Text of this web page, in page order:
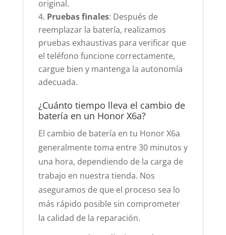
original.
Pruebas finales: Después de
reemplazar la batería, realizamos
pruebas exhaustivas para verificar que
el teléfono funcione correctamente,
cargue bien y mantenga la autonomía
adecuada.
¿Cuánto tiempo lleva el cambio de
batería en un Honor X6a?
El cambio de batería en tu Honor X6a
generalmente toma entre 30 minutos y
una hora, dependiendo de la carga de
trabajo en nuestra tienda. Nos
aseguramos de que el proceso sea lo
más rápido posible sin comprometer
la calidad de la reparación.